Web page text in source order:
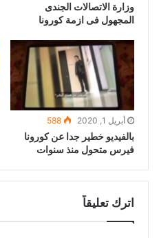
وزارة الاتصالات الجندى
المجهول فى ازمة كورونا
أبريل 1, 2020 588
بالفيديو خطير جدا عن كورونا
فيرس متحول منذ سنوات
اترك تعليقاً